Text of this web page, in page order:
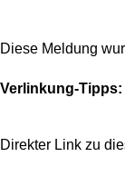
Diese Meldung
Verlinkung-Tipps:
Direkter Link zu